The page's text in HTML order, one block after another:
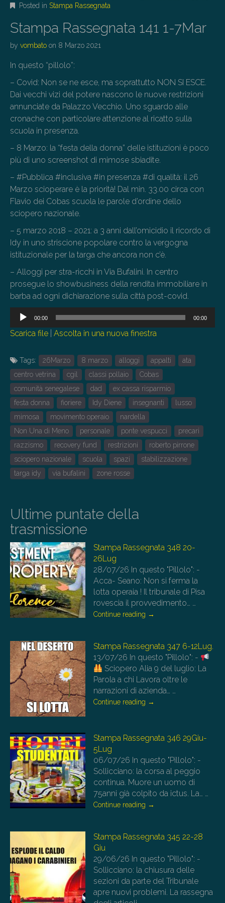
Posted in Stampa Rassegnata
Stampa Rassegnata 141 1-7Mar
by vombato on 8 Marzo 2021
In questo “pillolo”:
– Covid: Non se ne esce, ma soprattutto NON SI ESCE.
Dai vecchi vizi del potere nascono le nuove restrizioni
annunciate da Palazzo Vecchio. Uno sguardo alle
cronache con particolare attenzione al ricatto sulla
scuola in presenza.
– 8 Marzo: la “festa della donna” delle istituzioni è poco
più di uno screenshot di mimose sbiadite.
– #Pubblica #inclusiva #in presenza #di qualità: il 26
Marzo scioperare è la priorità! Dal min. 33.00 circa con
Flavio dei Cobas scuola le parole d’ordine dello
sciopero nazionale.
– 5 marzo 2018 – 2021: a 3 anni dall’omicidio il ricordo di
Idy in uno striscione popolare contro la vergogna
istituzionale per la targa che ancora non c’è.
– Alloggi per stra-ricchi in Via Bufalini. In centro
prosegue lo showbusiness della rendita immobiliare in
barba ad ogni dichiarazione sulla città post-covid.
Audio
00:00 00:00
Scarica file Ascolta in una nuova finestra
Tags: 26Marzo 8 marzo alloggi appalti
ata
centro vetrina
cgil classi pollaio
Cobas
comunità senegalese
dad
ex cassa risparmio
festa donna
fioriere Idy Diene insegnanti
lusso
mimosa
movimento operaio
nardella
Non Una di Meno
personale ponte vespucci
precari
razzismo
recovery fund restrizioni
roberto pirrone
sciopero nazionale
scuola spazi
stabilizzazione
targa idy
via bufalini zone rosse
Ultime puntate della
trasmissione
Stampa Rassegnata 348 20-
26Lug
28/07/26 In questo "Pillolo": -
Acca- Seano: Non si ferma la
lotta operaia ! Il tribunale di Pisa
rovescia il provvedimento… …
Continue reading →
Stampa Rassegnata 347 6-12Lug.
13/07/26 In questo "Pillolo": -
Sciopero Alia 9 del luglio: La
Parola a chi Lavora oltre le
narrazioni di azienda… …
Continue reading →
Stampa Rassegnata 346 29Giu-
5Lug
06/07/26 In questo "Pillolo": -
Sollicciano: la corsa al peggio
continua. Muore un uomo di
75anni già colpito da ictus. La… …
Continue reading →
Stampa Rassegnata 345 22-28
Giu
29/06/26 In questo "Pillolo": -
Sollicciano: la chiusura delle
sezioni da parte del Tribunale
apre nuovi problemi. La rassegna